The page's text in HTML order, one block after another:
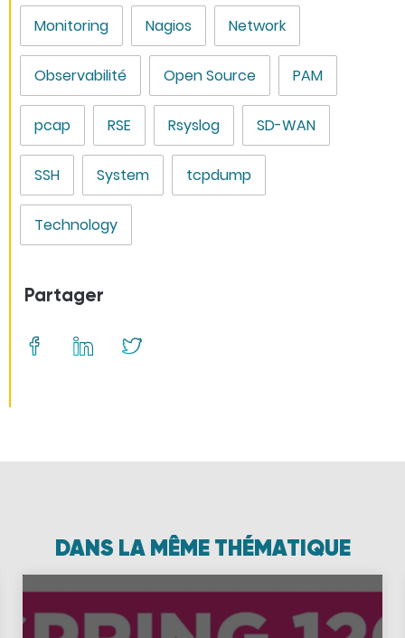
Monitoring Nagios Network
Observabilité Open Source PAM
pcap RSE Rsyslog SD-WAN
SSH System tcpdump
Technology
Partager
DANS LA MÊME THÉMATIQUE